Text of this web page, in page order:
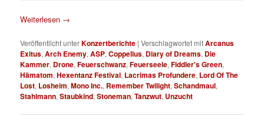
Weiterlesen →
Veröffentlicht unterKonzertberichte |Verschlagwortet mitArcanus
Exitus,Arch Enemy,ASP,Coppelius, Diary of Dreams, Die
Kammer, Drone,Feuerschwanz,Feuerseele,Fiddler's Green,
Hämatom,Hexentanz Festival, Lacrimas Profundere, Lord Of The
Lost, Losheim,Mono Inc., Remember Twilight,Schandmaul,
Stahlmann,Staubkind,Stoneman,Tanzwut, Unzucht